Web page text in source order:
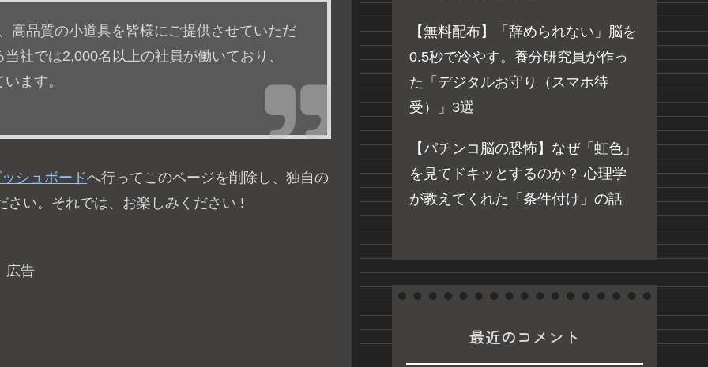
高品質の小道具を皆様にご提供させていただ
社では2,000名以上の社員が働いており、
ます。
シュボードへ行ってこのページを削除し、独自の
い。それでは、お楽しみください !
広告
【無料配布】「辞められない」脳を
0.5秒で冷やす。養分研究員が作っ
た「デジタルお守り（スマホ待
受）」3選
【パチンコ脳の恐怖】なぜ「虹色」
を見てドキッとするのか？ 心理学
が教えてくれた「条件付け」の話
最近のコメント